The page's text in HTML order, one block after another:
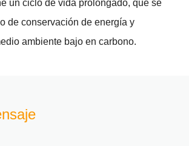
un ciclo de vida prolongado, que se
de conservación de energía y
ambiente bajo en carbono.